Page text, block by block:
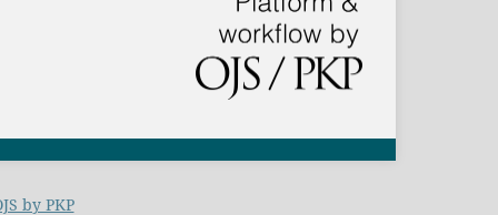
by PKP